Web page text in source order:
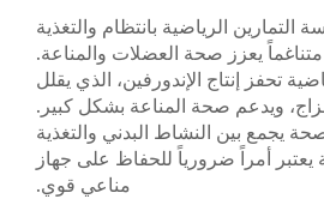
التمارين الرياضية بانتظام والتغذية
متناغماً يعزز صحة العضلات والمناعة.
تحفز إنتاج الإندورفين، الذي يقلل
ويدعم صحة المناعة بشكل كبير.
يجمع بين النشاط البدني والتغذية
يعتبر أمراً ضرورياً للحفاظ على جهاز
مناعي قوي.